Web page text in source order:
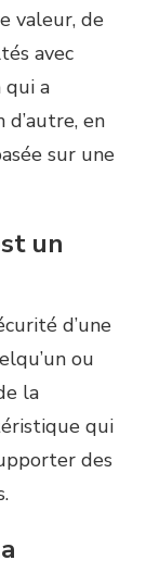
valeur, de
avec
qui a
en
sur une
un
d’une
ou
la
qui
des